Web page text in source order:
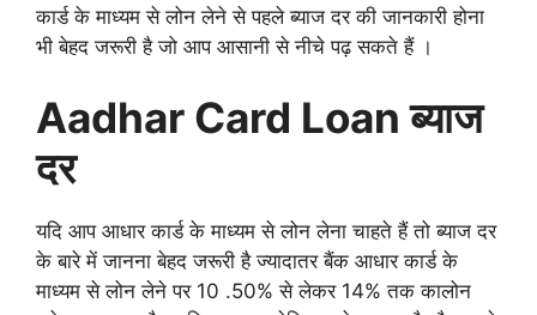
कार्ड के माध्यम से लोन लेने से पहले ब्याज दर की जानकारी होना
भी बेहद जरूरी है जो आप आसानी से नीचे पढ़ सकते हैं ।
Aadhar Card Loan ब्याज
दर
यदि आप आधार कार्ड के माध्यम से लोन लेना चाहते हैं तो ब्याज दर
के बारे में जानना बेहद जरूरी है ज्यादातर बैंक आधार कार्ड के
माध्यम से लोन लेने पर 10 .50% से लेकर 14% तक कालोन